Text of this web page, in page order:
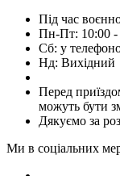
Під час
Пн-Пт: 10:00 -
Сб: у
Нд: Вихідний
Перед
можуть бути
Дякуємо за
Ми в соціальних